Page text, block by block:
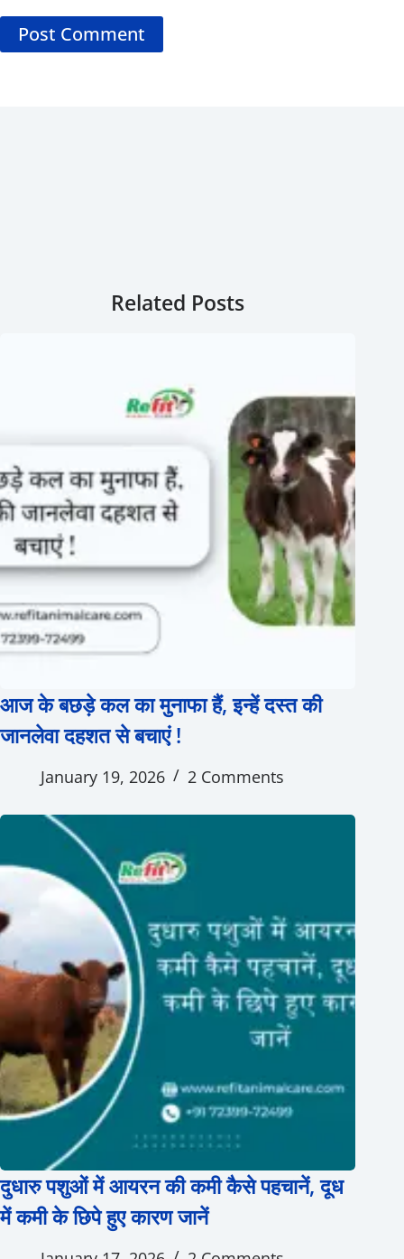
Post Comment
Related Posts
आज के बछड़े कल का मुनाफा हैं, इन्हें दस्त की
जानलेवा दहशत से बचाएं !
January 19, 2026 2 Comments
दुधारु पशुओं में आयरन की कमी कैसे पहचानें, दूध
में कमी के छिपे हुए कारण जानें